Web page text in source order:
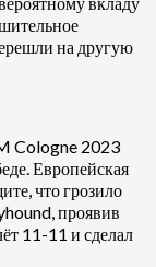
на другую
Cologne 2023
Европейская
что грозило
проявив
11-11 и сделал